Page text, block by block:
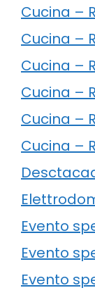
Cucina –
Cucina –
Cucina –
Cucina –
Cucina –
Cucina –
Evento
Evento
Evento